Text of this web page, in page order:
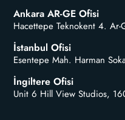
Ankara AR-GE Ofisi
Hacettepe Teknokent 4.
İstanbul Ofisi
Esentepe Mah. Harman
İngiltere Ofisi
Unit 6 Hill View Studios,